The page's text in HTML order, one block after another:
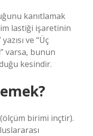
kanıtlamak
lastiği işaretinin
ve “Üç
varsa, bunun
kesindir.
birimi inçtir).